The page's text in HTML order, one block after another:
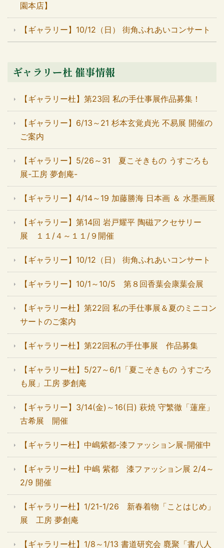
園本店】
【ギャラリー】10/12（日） 街角ふれあいコンサート
ギャラリー杜 催事情報
【ギャラリー杜】第23回 私の手仕事展作品募集！
【ギャラリー】6/13～21 杉本玄覚貞光 不易展 開催の
ご案内
【ギャラリー】5/26～31 夏こそきもの うすごろも
展-工房 夢創庵-
【ギャラリー】4/14～19 加藤勝海 日本画 ＆ 水墨画展
【ギャラリー】第14回 岩戸耀平 陶磁アクセサリー
展 １１/４～１１/９開催
【ギャラリー】10/12（日） 街角ふれあいコンサート
【ギャラリー】10/1～10/5 第８回香葉会康葉会展
【ギャラリー杜】第22回 私の手仕事展＆夏のミニコン
サートのご案内
【ギャラリー杜】第22回私の手仕事展 作品募集
【ギャラリー杜】5/27～6/1「夏こそきもの うすごろ
も展」工房 夢創庵
【ギャラリー】3/14(金)～16(日) 萩焼 守繁徹「蓮座」
古希展 開催
【ギャラリー杜】中嶋紫都-漆ファッション展-開催中
【ギャラリー杜】中嶋 紫都 漆ファッション展 2/4～
2/9 開催
【ギャラリー杜】1/21-1/26 新春着物「ことはじめ」
展 工房 夢創庵
【ギャラリー杜】1/8～1/13 書道研究会 麑聚「書八人